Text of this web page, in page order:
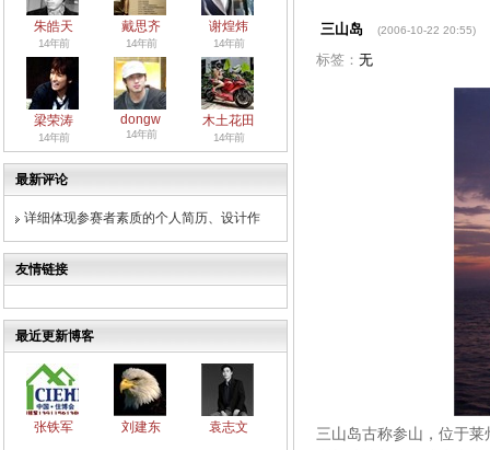
朱皓天
14年前
戴思齐
14年前
谢煌炜
14年前
梁荣涛
14年前
dongw
14年前
木土花田
14年前
最新评论
详细体现参赛者素质的个人简历、设计作
友情链接
最近更新博客
张铁军 刘建东 袁志文
三山岛 (2006-10-22 20:55)
标签： 无
三山岛古称参山，位于